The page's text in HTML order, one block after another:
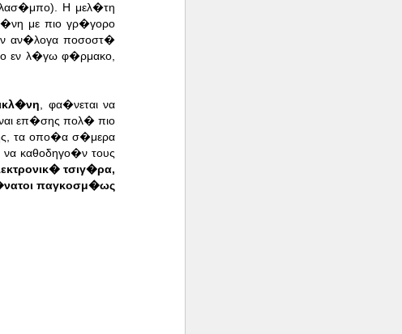
Η μελ�τη
με πιο γρ�γορο
αν�λογα ποσοστ�
εν λ�γω φ�ρμακο,
, φα�νεται να
επ�σης πολ� πιο
τα οπο�α σ�μερα
καθοδηγο�ν τους
τσιγ�ρα,
παγκοσμ�ως